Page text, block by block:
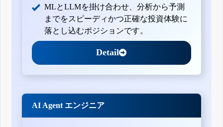
MLとLLMを掛け合わせ、分析から予測
までをスピーディかつ正確な投資体験に
落とし込むポジションです。
Detail
AI Agent エンジニア